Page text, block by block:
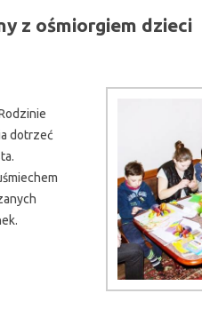
z ośmiorgiem dzieci
dotrzeć